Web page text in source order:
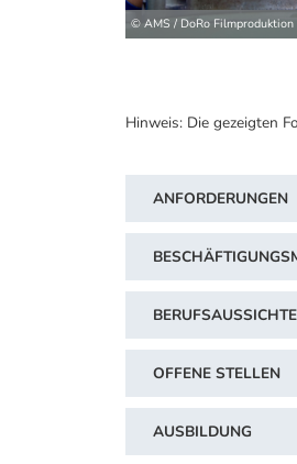
© AMS / DoRo Filmproduktion
Hinweis: Die gezeigten
ANFORDERUNGEN
OFFENE STELLEN
AUSBILDUNG